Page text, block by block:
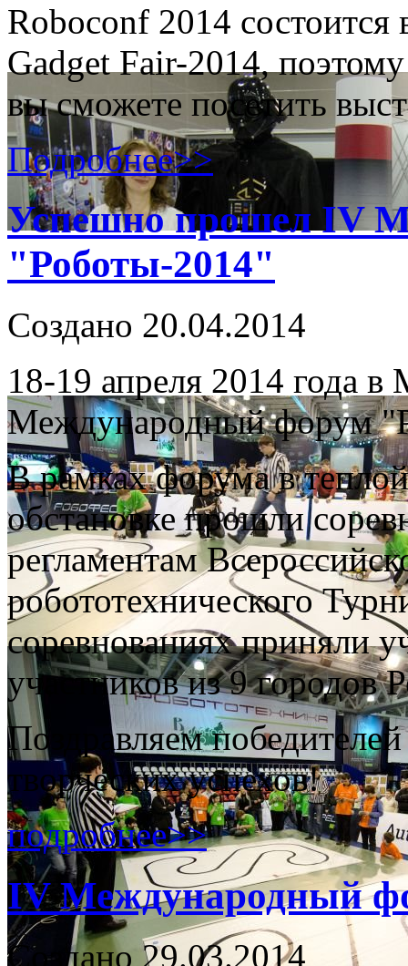
Roboсonf 2014 состоится
Gadget Fair-2014,
вы сможете посетить
Подробнее>>
Успешно прошел IV
"Роботы-2014"
Создано 20.04.2014
18-19 апреля 2014
Международный форум
В рамках форума в
обстановке прошли
регламентам
робототехнического
соревнованиях приняли
участников из 9 городов
Поздравляем
творческих успехов!
подробнее>>
IV Международный
Создано 29.03.2014